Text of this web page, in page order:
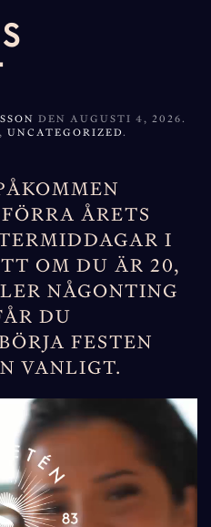
DEN AUGUSTI 4, 2026 .
, UNCATEGORIZED .
ÅRETS
I
OM DU ÄR 20,
NÅGONTING
DU
FESTEN
VANLIGT.